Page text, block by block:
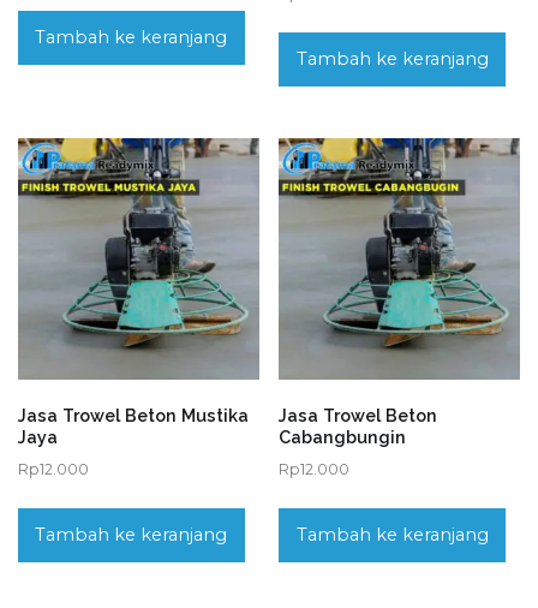
Tambah ke keranjang
Tambah ke keranjang
Jasa Trowel Beton Mustika
Jaya
Rp12.000
Tambah ke keranjang
Jasa Trowel Beton
Cabangbungin
Rp12.000
Tambah ke keranjang